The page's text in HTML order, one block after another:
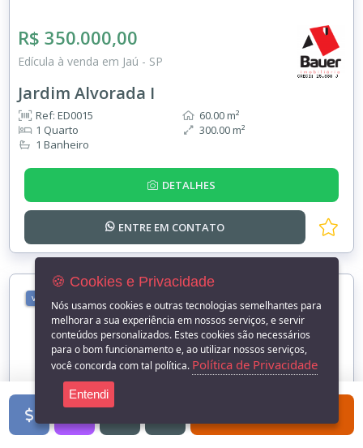
R$ 350.000,00
Edícula à venda em Jaú - SP
Jardim Alvorada I
Ref: ED0015
1 Quarto
1 Banheiro
60.00 m²
300.00 m²
DETALHES
ENTRE EM CONTATO
VENDA
🍪 Cookies e Privacidade
Nós usamos cookies e outras tecnologias semelhantes para
melhorar a sua experiência em nossos serviços, e servir
conteúdos personalizados. Estes cookies são necessários
para o bom funcionamento e, ao utilizar nossos serviços,
você concorda com tal política. Política de Privacidade
Entendi